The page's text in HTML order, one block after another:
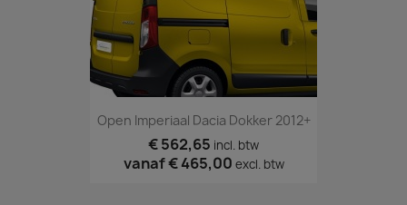
Open Imperiaal Dacia Dokker 2012+
€ 562,65 incl. btw
vanaf€ 465,00 excl. btw